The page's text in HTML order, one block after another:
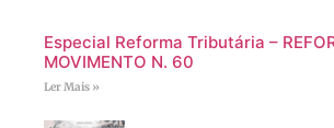
Especial Reforma Tributária –
MOVIMENTO N. 60
Ler Mais »